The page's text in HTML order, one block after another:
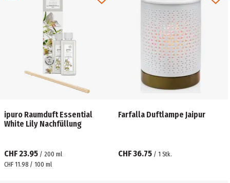
ipuro Raumduft Essential
White Lily Nachfüllung
CHF 23.95 / 200 ml
CHF 11.98 / 100 ml
Farfalla Duftlampe Jaipur
CHF 36.75 / 1 Stk.